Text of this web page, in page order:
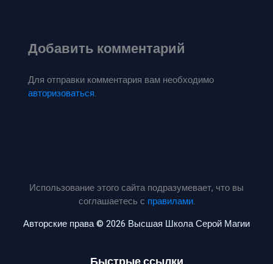
Добавить комментарий
Для отправки комментария вам необходимо
авторизоваться.
Использование этого сайта подразумевает, что вы
соглашаетесь с правилами.
Авторские права © 2026 Высшая Школа Серой Магии